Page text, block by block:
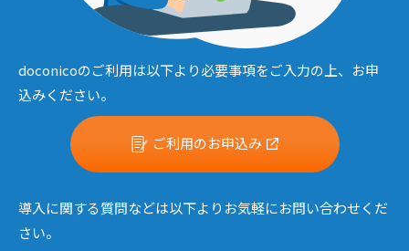
doconicoのご利用は以下より必要事項をご入力の上、お申
込みください。
ご利用のお申込み
導入に関する質問などは以下よりお気軽にお問い合わせくだ
さい。